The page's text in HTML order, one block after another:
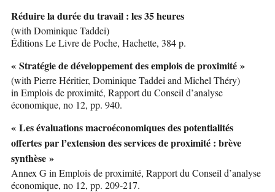
Réduire la durée du travail : les 35 heures
(with Dominique Taddei)
Éditions Le Livre de Poche, Hachette, 384 p.
« Stratégie de développement des emplois de proximité »
(with Pierre Héritier, Dominique Taddei and Michel Théry)
in Emplois de proximité, Rapport du Conseil d’analyse
économique, no 12, pp. 940.
« Les évaluations macroéconomiques des potentialités
offertes par l’extension des services de proximité : brève
synthèse »
Annex G in Emplois de proximité, Rapport du Conseil d’analyse
économique, no 12, pp. 209-217.